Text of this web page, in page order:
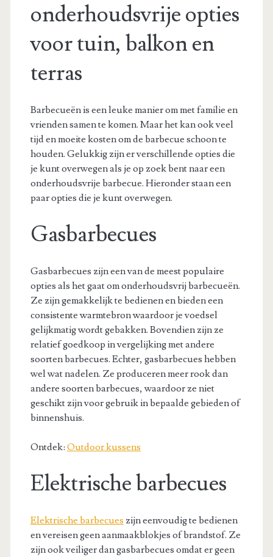
onderhoudsvrije opties
voor tuin, balkon en
terras
Barbecueën is een leuke manier om met familie en
vrienden samen te komen. Maar het kan ook veel
tijd en moeite kosten om de barbecue schoon te
houden. Gelukkig zijn er verschillende opties die
je kunt overwegen als je op zoek bent naar een
onderhoudsvrije barbecue. Hieronder staan een
paar opties die je kunt overwegen.
Gasbarbecues
Gasbarbecues zijn een van de meest populaire
opties als het gaat om onderhoudsvrij barbecueën.
Ze zijn gemakkelijk te bedienen en bieden een
consistente warmtebron waardoor je voedsel
gelijkmatig wordt gebakken. Bovendien zijn ze
relatief goedkoop in vergelijking met andere
soorten barbecues. Echter, gasbarbecues hebben
wel wat nadelen. Ze produceren meer rook dan
andere soorten barbecues, waardoor ze niet
geschikt zijn voor gebruik in bepaalde gebieden of
binnenshuis.
Ontdek: Outdoor kussens
Elektrische barbecues
Elektrische barbecues zijn eenvoudig te bedienen
en vereisen geen aanmaakblokjes of brandstof. Ze
zijn ook veiliger dan gasbarbecues omdat er geen